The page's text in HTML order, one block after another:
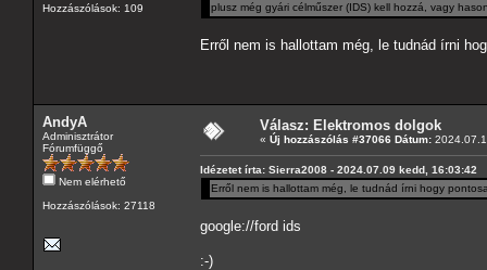
Hozzászólások: 109
plusz még gyári célműszer (IDS) kell hozzá, vagy
Erről nem is hallottam még, le tudnád írni
AndyA
Adminisztrátor
Fórumfüggő
Nem elérhető
Hozzászólások: 27118
Válasz: Elektromos dolgok
« Új hozzászólás #37066 Dátum:
Idézetet írta: Sierra2008 - 2024.07.09 kedd, 16:03:42
Erről nem is hallottam még, le tudnád írni hogy
google://ford ids
:-)